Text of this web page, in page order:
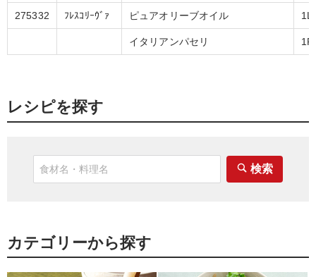
275332 ﾌﾚｽｺﾘｰｳﾞｧ ピュアオリーブオイル
イタリアンパセリ
レシピを探す
検索
カテゴリーから探す